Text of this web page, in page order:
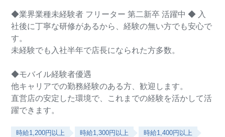
◆業界業種未経験者 フリーター 第二新卒 活躍中 ◆ 入
社後に丁寧な研修があるから、経験の無い方でも安心で
す。
未経験でも入社半年で店長になられた方多数。
◆モバイル経験者優遇
他キャリアでの勤務経験のある方、歓迎します。
直営店の安定した環境で、これまでの経験を活かして活
躍できます。
時給1,200円以上 時給1,300円以上 時給1,400円以上